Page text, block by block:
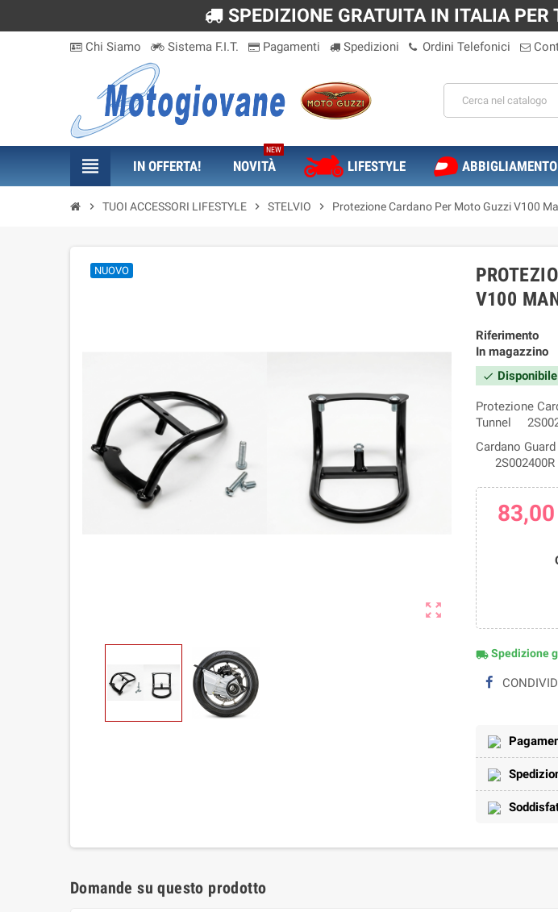
SPEDIZIONE GRATUITA IN ITALIA
Chi Siamo Sistema F.I.T. Pagamenti Spedizioni Ordini Telefonici
view_headline IN OFFERTA! NOVITÀ
NEW
LIFESTYLE ABBIGLIAMENTO
chevron_right TUOI ACCESSORI LIFESTYLE chevron_right STELVIO chevron_right Protezione Cardano Per Moto Guzzi V100
zoom_out_map
NUOVO
V100
Riferimento
In magazzino
check Disponibile
Protezione
Tunnel
Cardano
2S002400R
local_shippingSpedizione
Domande su questo prodotto